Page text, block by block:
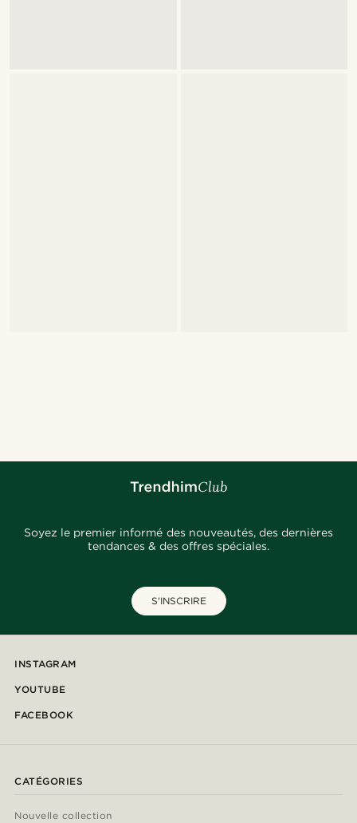
Soyez le premier informé des nouveautés, des dernières
tendances & des offres spéciales.
S'INSCRIRE
INSTAGRAM
YOUTUBE
FACEBOOK
CATÉGORIES
Nouvelle collection